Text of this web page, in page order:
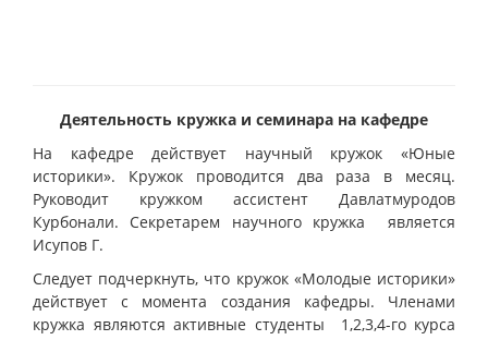
Деятельность кружка и семинара на кафедре
На кафедре действует научный кружок «Юные
историки». Кружок проводится два раза в месяц.
Руководит кружком ассистент Давлатмуродов
Курбонали. Секретарем научного кружка является
Исупов Г.
Следует подчеркнуть, что кружок «Молодые историки»
действует с момента создания кафедры. Членами
кружка являются активные студенты 1,2,3,4-го курса